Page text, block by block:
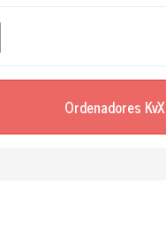
Ordenadores KvX